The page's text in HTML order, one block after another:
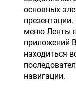
основных
меню Ленты
приложений
находиться
навигации.